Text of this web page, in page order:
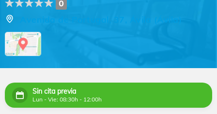
0
Sin cita previa
Lun - Vie: 08:30h - 12:00h